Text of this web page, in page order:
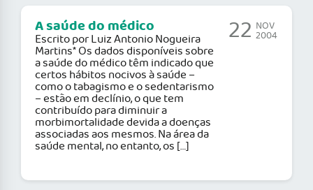
A saúde do médico
Escrito por Luiz Antonio Nogueira
Martins* Os dados disponíveis sobre
a saúde do médico têm indicado que
certos hábitos nocivos à saúde –
como o tabagismo e o sedentarismo
– estão em declínio, o que tem
contribuído para diminuir a
morbimortalidade devida a doenças
associadas aos mesmos. Na área da
saúde mental, no entanto, os […]
22 NOV
2004